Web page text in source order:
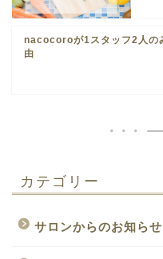
nacocoroが1スタッフ2人の
由
カテゴリー
サロンからのお知らせ